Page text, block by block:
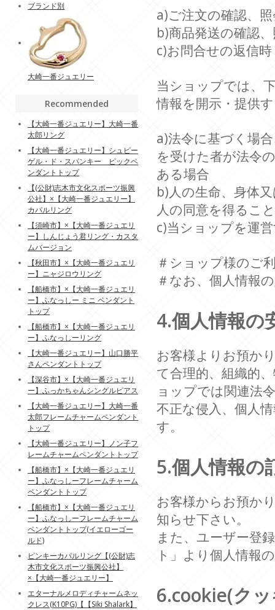
a)ご注文の確認、
b)商品発送の確認
c)お問合せの返信時
当ショップでは、
情報を開示・提供
a)法令に基づく場
を受けた者が法令
ある場合
b)人の生命、身体
人の同意を得るこ
c)当ショップを運
＃ショップ様のご
＃なお、個人情報
4.個人情報の
お客様よりお預か
て合理的、組織的
ョップでは関連法
不正な侵入、個人
す。
5.個人情報の
お客様からお預か
知らせ下さい。
また、ユーザー登
ト」より個人情報
6.cookie(ク
ブランド別
大崎一番ジュエリー
Recommended
【大崎一番ジュエリー】大崎一番
太郎リング
【大崎一番ジュエリー】シュピー
ゲル・ド・スパンキー ピックペ
ンダントトップ
【(公財)志木市文化スポーツ振興
公社】×【大崎一番ジュエリー】
カパルリング
【須崎市】×【大崎一番ジュエリ
ー】しんじょう君リング・カスタ
ムバージョン
【秋田市】×【大崎一番ジュエリ
ー】ニャジロウリング
【船橋市】×【大崎一番ジュエリ
ー】ふなっしー ミニ ペンダント
トップ
【船橋市】×【大崎一番ジュエリ
ー】ふなっしーリング
【大崎一番ジュエリー】山口勝平
さんペンダントトップ
【深谷市】×【大崎一番ジュエリ
ー】ふっかちゃんシングルピアス
【大崎一番ジュエリー】大崎一番
太郎フレームチャームペンダント
トップ
【大崎一番ジュエリー】ノン子フ
レームチャームペンダントトップ
【船橋市】×【大崎一番ジュエリ
ー】ふなっしーフレームチャーム
ペンダントトップ
【船橋市】×【大崎一番ジュエリ
ー】ふなっしーフレームチャーム
ペンダントトップ(イエローゴー
ルド)
ピンキーカパルリング【(公財)志
木市文化スポーツ振興公社】
×【大崎一番ジュエリー】
エターナルメロディチャームネッ
クレス(K10PG)【【Siki Shalark】